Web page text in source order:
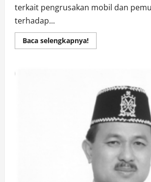
terkait pengrusakan mobil dan
terhadap...
Baca selengkapnya!Read
more
Taksi
Online
Laporkan
Ke
Polres
Banjarbaru